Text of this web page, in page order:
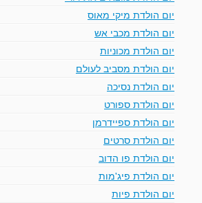
יום הולדת מיקי מאוס
יום הולדת מכבי אש
יום הולדת מכוניות
יום הולדת מסביב לעולם
יום הולדת נסיכה
יום הולדת ספורט
יום הולדת ספיידרמן
יום הולדת סרטים
יום הולדת פו הדוב
יום הולדת פיג'מות
יום הולדת פיות